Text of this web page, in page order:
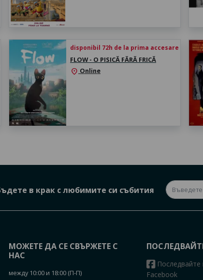
disponibil 72h de la prima accesare
FLOW - O PISICĂ FĂRĂ FRICĂ
location_on Online
в крак с любимите си събития
МОЖЕТЕ ДА СЕ СВЪРЖЕТЕ С
НАС
между 10:00 и 18:00 (П-П)
Последвайте
Facebook